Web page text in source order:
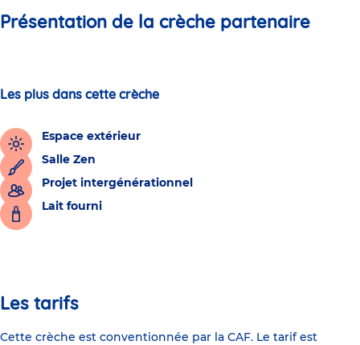
Présentation de la crèche partenaire
Les plus dans cette crèche
Espace extérieur
Salle Zen
Projet intergénérationnel
Lait fourni
Les tarifs
Cette crèche est conventionnée par la CAF. Le tarif est